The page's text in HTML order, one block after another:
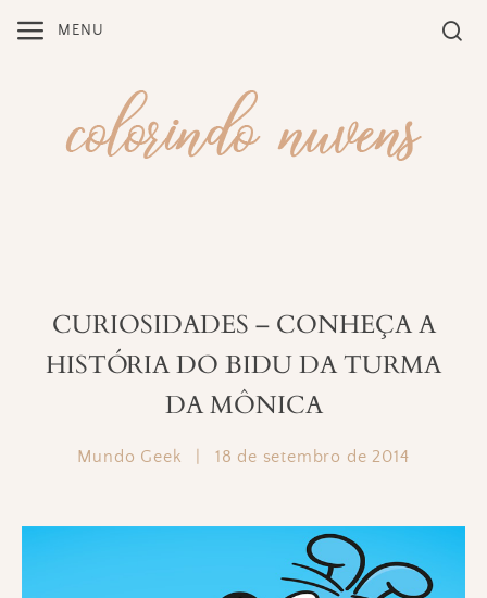
MENU
CURIOSIDADES – CONHEÇA A
HISTÓRIA DO BIDU DA TURMA
DA MÔNICA
Mundo Geek 18 de setembro de 2014